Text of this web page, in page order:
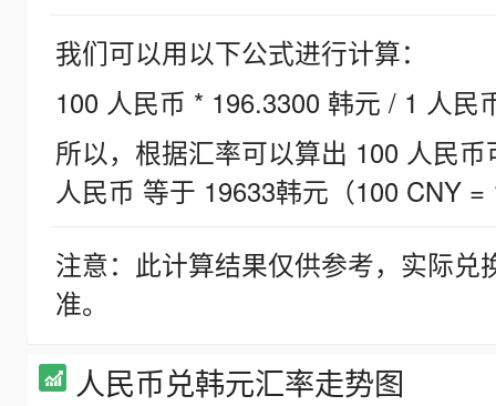
我们可以用以下公式进行计算：
100 人民币 * 196.3300 韩元 / 1 人民
所以，根据汇率可以算出 100 人民
人民币 等于 19633韩元（100 CNY =
注意：此计算结果仅供参考，实际
准。
人民币兑韩元汇率走势图